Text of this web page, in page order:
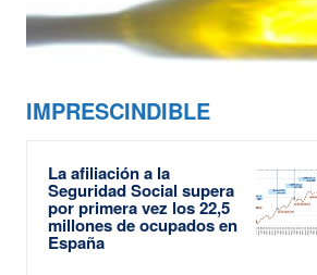
IMPRESCINDIBLE
La afiliación a la
Seguridad Social supera
por primera vez los 22,5
millones de ocupados en
España